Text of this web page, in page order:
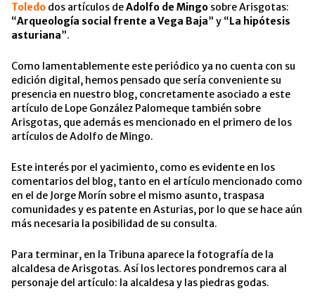
Toledo dos artículos deAdolfo de Mingo sobre Arisgotas:
“Arqueología social frente a Vega Baja” y “La hipótesis
asturiana”.
Como lamentablemente este periódico ya no cuenta con su
edición digital, hemos pensado que sería conveniente su
presencia en nuestro blog, concretamente asociado a este
artículo de Lope González Palomeque también sobre
Arisgotas, que además es mencionado en el primero de los
artículos de Adolfo de Mingo.
Este interés por el yacimiento, como es evidente en los
comentarios del blog, tanto en el artículo mencionado como
en el de Jorge Morín sobre el mismo asunto, traspasa
comunidades y es patente en Asturias, por lo que se hace aún
más necesaria la posibilidad de su consulta.
Para terminar, en la Tribuna aparece la fotografía de la
alcaldesa de Arisgotas. Así los lectores pondremos cara al
personaje del artículo: la alcaldesa y las piedras godas.